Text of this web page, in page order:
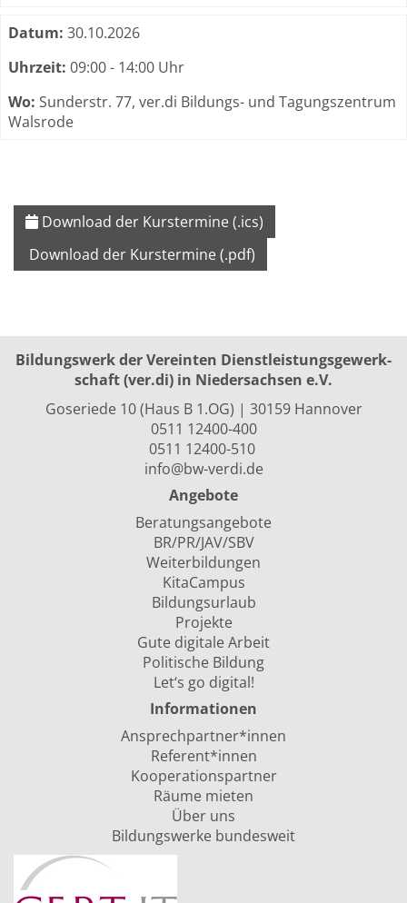
Datum: 30.10.2026
Uhrzeit: 09:00 - 14:00 Uhr
Wo: Sunderstr. 77, ver.di Bildungs- und Tagungszentrum
Walsrode
Download der Kurstermine (.ics)
Download der Kurstermine (.pdf)
Bildungswerk der Vereinten Dienst­leis­tungs­ge­werk­
schaft (ver.di) in Niedersachsen e.V.
Goseriede 10 (Haus B 1.OG) | 30159 Hannover
0511 12400-400
0511 12400-510
info@bw-verdi.de
Angebote
Beratungsangebote
BR/PR/JAV/SBV
Weiterbildungen
KitaCampus
Bildungsurlaub
Projekte
Gute digitale Arbeit
Politische Bildung
Let‘s go digital!
Informationen
Ansprechpartner*innen
Referent*innen
Kooperationspartner
Räume mieten
Über uns
Bildungswerke bundesweit